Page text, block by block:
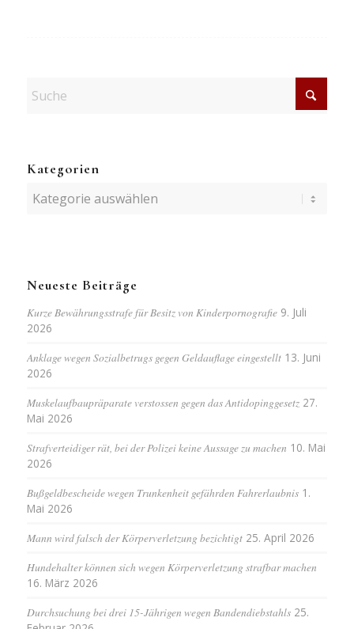
Kategorien
Kategorien
Neueste Beiträge
Kurze Bewährungsstrafe für Besitz von Kinderpornografie 9. Juli
2026
Anklage wegen Sozialbetrugs gegen Geldauflage eingestellt 13. Juni
2026
Muskelaufbaupräparate verstossen gegen das Antidopinggesetz 27.
Mai 2026
Strafverteidiger rät, bei der Polizei keine Aussage zu machen 10. Mai
2026
Bußgeldbescheide wegen Trunkenheit gefährden Fahrerlaubnis 1.
Mai 2026
Mann wird falsch der Körperverletzung bezichtigt 25. April 2026
Hundehalter können sich wegen Körperverletzung strafbar machen
16. März 2026
Durchsuchung bei drei 15-Jährigen wegen Bandendiebstahls 25.